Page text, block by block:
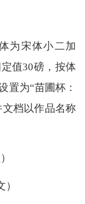
为宋体小二加
值30磅，按体
置为“苗圃杯：
档以作品名称